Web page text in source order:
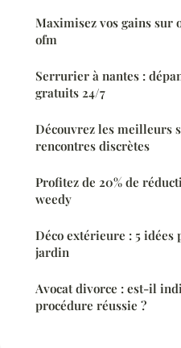
Maximisez vos gains sur
ofm
Serrurier à nantes :
gratuits 24/7
Découvrez les meilleurs
rencontres discrètes
Profitez de 20% de
weedy
Déco extérieure : 5
jardin
Avocat divorce : est-il
procédure réussie ?